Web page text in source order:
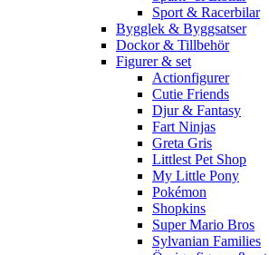
Sport & Racerbilar
Bygglek & Byggsatser
Dockor & Tillbehör
Figurer & set
Actionfigurer
Cutie Friends
Djur & Fantasy
Fart Ninjas
Greta Gris
Littlest Pet Shop
My Little Pony
Pokémon
Shopkins
Super Mario Bros
Sylvanian Families